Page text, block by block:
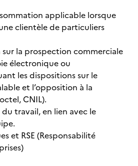
applicable lorsque
clientèle de particuliers
sur la prospection commerciale
électronique ou
les dispositions sur le
et l’opposition à la
CNIL).
du travail, en lien avec le
et RSE (Responsabilité